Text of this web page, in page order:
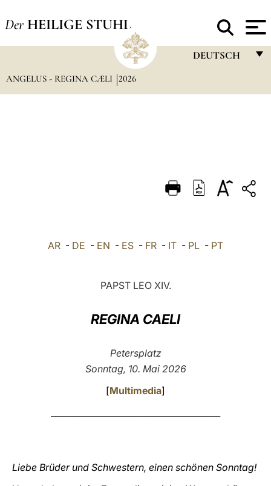
Der HEILIGE STUHL
DEUTSCH
DEUTSCH
العربيّة
ANGELUS - REGINA CÆLI 2026
AR - DE - EN - ES - FR - IT - PL - PT
PAPST LEO XIV.
REGINA CAELI
Petersplatz
Sonntag, 10. Mai 2026
[Multimedia]
Liebe Brüder und Schwestern, einen schönen Sonntag!